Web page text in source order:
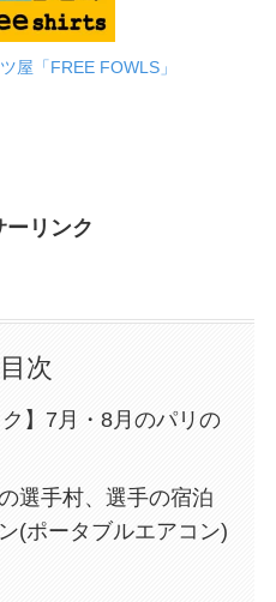
屋「FREE FOWLS」
ーリンク
目次
ク】7月・8月のパリの
選手村、選手の宿泊
(ポータブルエアコン)